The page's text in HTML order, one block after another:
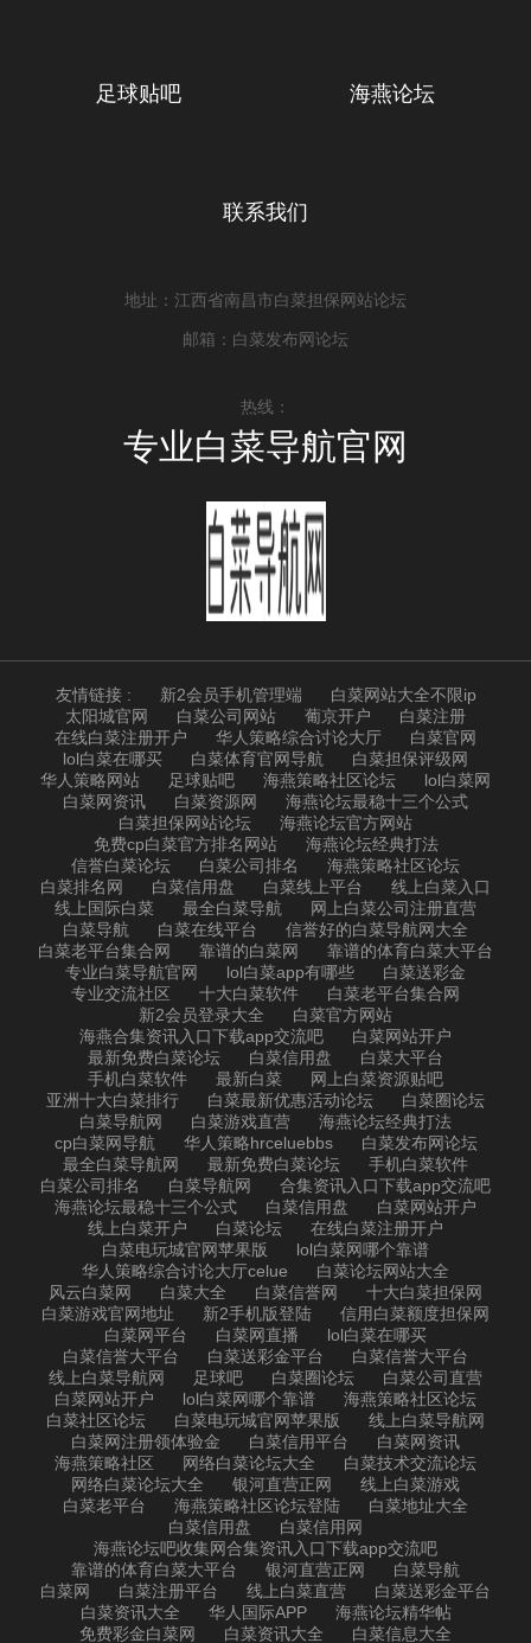
足球贴吧 海燕论坛
联系我们
地址：江西省南昌市白菜担保网站论坛
邮箱：白菜发布网论坛
热线：
专业白菜导航官网
友情链接 : 新2会员手机管理端
白菜网站大全不限ip
太阳城官网
白菜公司网站 葡京开户
白菜注册
在线白菜注册开户
华人策略综合讨论大厅
白菜官网
lol白菜在哪买
白菜体育官网导航
白菜担保评级网
华人策略网站
足球贴吧 海燕策略社区论坛
lol白菜网
白菜网资讯
白菜资源网
海燕论坛最稳十三个公式
白菜担保网站论坛
海燕论坛官方网站
免费cp白菜官方排名网站
海燕论坛经典打法
信誉白菜论坛
白菜公司排名
海燕策略社区论坛
白菜排名网
白菜信用盘 白菜线上平台
线上白菜入口
线上国际白菜
最全白菜导航
网上白菜公司注册直营
白菜导航
白菜在线平台
信誉好的白菜导航网大全
白菜老平台集合网
靠谱的白菜网
靠谱的体育白菜大平台
专业白菜导航官网
lol白菜app有哪些
白菜送彩金
专业交流社区
十大白菜软件
白菜老平台集合网
新2会员登录大全
白菜官方网站
海燕合集资讯入口下载app交流吧
白菜网站开户
最新免费白菜论坛
白菜信用盘
白菜大平台
手机白菜软件
最新白菜
网上白菜资源贴吧
亚洲十大白菜排行
白菜最新优惠活动论坛
白菜圈论坛
白菜导航网
白菜游戏直营
海燕论坛经典打法
cp白菜网导航
华人策略hrceluebbs
白菜发布网论坛
最全白菜导航网
最新免费白菜论坛
手机白菜软件
白菜公司排名
白菜导航网
合集资讯入口下载app交流吧
海燕论坛最稳十三个公式
白菜信用盘
白菜网站开户
线上白菜开户
白菜论坛
在线白菜注册开户
白菜电玩城官网苹果版
lol白菜网哪个靠谱
华人策略综合讨论大厅celue
白菜论坛网站大全
风云白菜网
白菜大全 白菜信誉网
十大白菜担保网
白菜游戏官网地址
新2手机版登陆
信用白菜额度担保网
白菜网平台
白菜网直播
lol白菜在哪买
白菜信誉大平台
白菜送彩金平台
白菜信誉大平台
线上白菜导航网
足球吧 白菜圈论坛
白菜公司直营
白菜网站开户
lol白菜网哪个靠谱
海燕策略社区论坛
白菜社区论坛
白菜电玩城官网苹果版
线上白菜导航网
白菜网注册领体验金
白菜信用平台
白菜网资讯
海燕策略社区
网络白菜论坛大全
白菜技术交流论坛
网络白菜论坛大全
银河直营正网
线上白菜游戏
白菜老平台
海燕策略社区论坛登陆
白菜地址大全
白菜信用盘
白菜信用网
海燕论坛吧收集网合集资讯入口下载app交流吧
靠谱的体育白菜大平台
银河直营正网
白菜导航
白菜网
白菜注册平台 线上白菜直营
白菜送彩金平台
白菜资讯大全
华人国际APP
海燕论坛精华帖
免费彩金白菜网
白菜资讯大全 白菜信息大全